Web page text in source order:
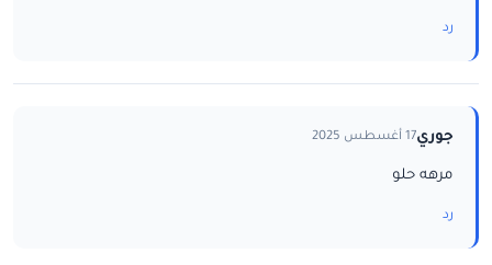
رد
جوري17 أغسطس 2025
مرهه حلو
رد